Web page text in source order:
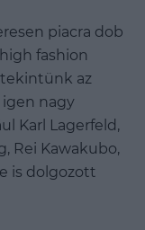
piacra dob
fashion
az
igen nagy
Karl Lagerfeld,
Rei Kawakubo,
is dolgozott